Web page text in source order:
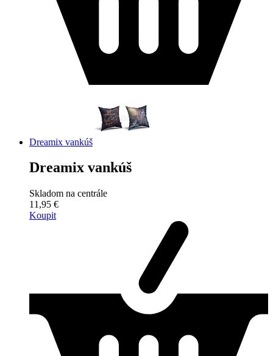
Dreamix vankúš
Dreamix vankúš
Skladom na centrále
11,95 €
Koupit